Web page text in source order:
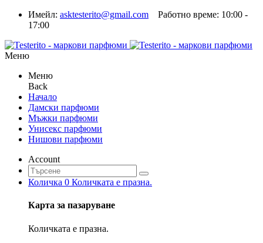
Имейл: asktesterito@gmail.com Работно време: 10:00 -
17:00
Меню
Меню
Back
Начало
Дамски парфюми
Мъжки парфюми
Унисекс парфюми
Нишови парфюми
Account
Количка 0 Количката е празна.
Карта за пазаруване
Количката е празна.